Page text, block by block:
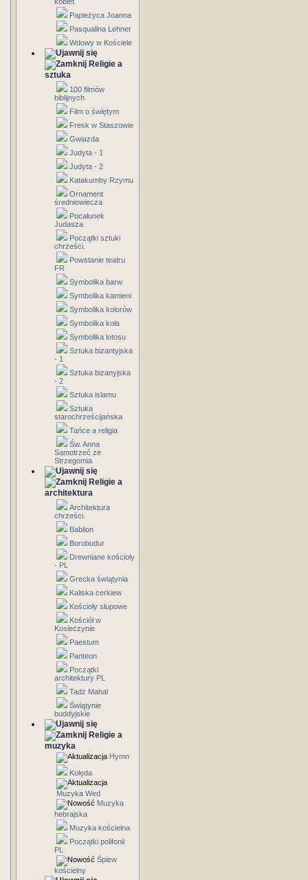
Papieżyca Joanna
Pasqualina Lehner
Wdowy w Kościele
Religie a
sztuka
100 filmów
biblijnych
Film o świętym
Fresk w Staszowie
Gwiazda
Judyta - 1
Judyta - 2
Katakumby Rzymu
Ornament
średniowiecza
Pocałunek
Judasza
Początki sztuki
chrześci.
Powstanie teatru
FR
Symbolika barw
Symbolika kamieni
Symbolika kolorów
Symbolika koła
Symbolika lotosu
Sztuka bizantyjska
- 1
Sztuka bizanyjska
- 2
Sztuka islamu
Sztuka
starochrześcijańska
Tańce a religia
Św. Anna
Samotrzeć ze
Strzegomia
Religie a
architektura
Architektura
chrześci.
Babilon
Borobudur
Drewniane kościoły
- PL
Grecka świątynia
Kaliska cerkiew
Kościoły słupowe
Kościół w
Kosieczynie
Paestum
Panteon
Początki
architektury PL
Tadż Mahal
Świątynie
buddyjskie
Religie a
muzyka
Hymn
Kolęda
Muzyka Wed
Muzyka
hebrajska
Muzyka kościelna
Początki polifonii
PL
Śpiew
kościelny